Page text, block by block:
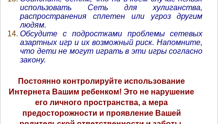
использовать Сеть для хулиганства,
распространения сплетен или угроз другим
людям.
Обсудите с подростками проблемы сетевых
азартных игр и их возможный риск. Напомните,
что дети не могут играть в эти игры согласно
закону.
Постоянно контролируйте использование
Интернета Вашим ребенком! Это не нарушение
его личного пространства, а мера
предосторожности и проявление Вашей